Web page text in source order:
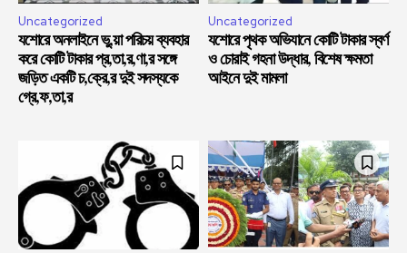
Uncategorized
যশোরে অনলাইনে ভু,য়া পরিচয় ব্যবহার
করে কোটি টাকার প্র,তা,র,ণা,র সঙ্গে
জড়িত একটি চ,ক্রে,র দুই সদস্যকে
গ্রে,ফ,তা,র
Uncategorized
যশোরে পৃথক অভিযানে কোটি টাকার স্বর্ণ
ও চোরাই গহনা উদ্ধার, বিশেষ ক্ষমতা
আইনে দুই মামলা